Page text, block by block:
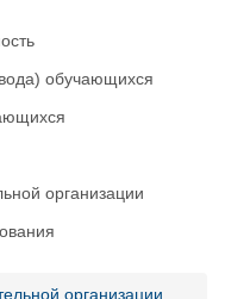
обучающихся
организации
организации